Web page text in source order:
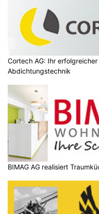
Cortech AG: Ihr
Abdichtungstechnik
BIMAG AG realisiert